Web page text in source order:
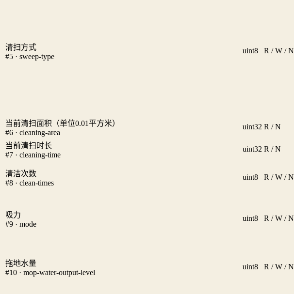
清扫方式
#5 · sweep-type
uint8 R / W / N
当前清扫面积（单位0.01平方米）
#6 · cleaning-area
uint32 R / N
当前清扫时长
#7 · cleaning-time
uint32 R / N
清洁次数
#8 · clean-times
uint8 R / W / N
吸力
#9 · mode
uint8 R / W / N
拖地水量
#10 · mop-water-output-level
uint8 R / W / N